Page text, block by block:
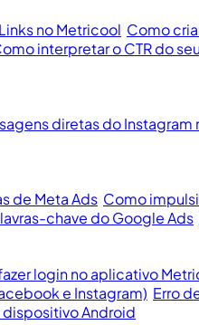
no Metricool Como
interpretar o CTR do
diretas do Instagram
de Meta Ads Como
chave do Google Ads
login no aplicativo
e Instagram) Erro
Android